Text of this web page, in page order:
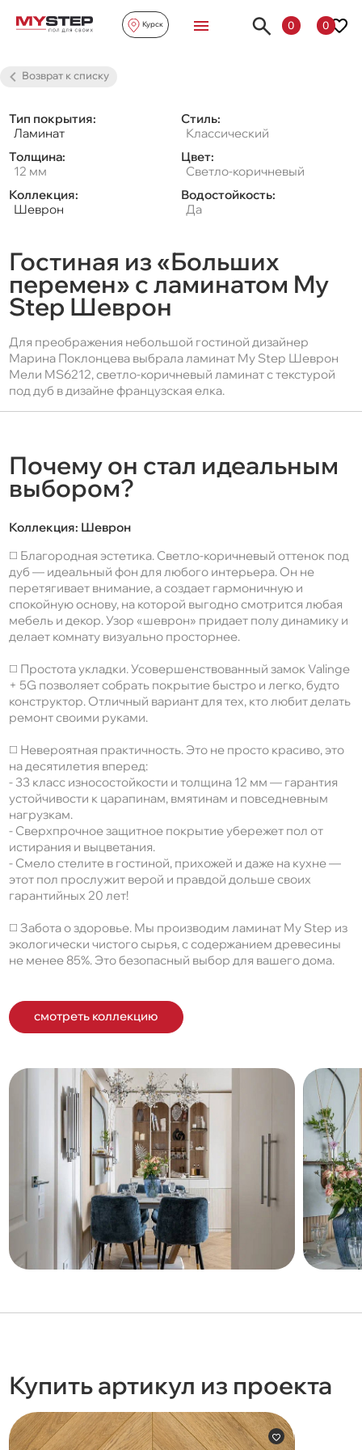
Курск 0 0
Возврат к списку
Тип покрытия:
Ламинат
Стиль:
Классический
Толщина:
12 мм
Цвет:
Светло-коричневый
Коллекция:
Шеврон
Водостойкость:
Да
Гостиная из «Больших
перемен» с ламинатом My
Step Шеврон
Для преображения небольшой гостиной дизайнер
Марина Поклонцева выбрала ламинат My Step Шеврон
Мели MS6212, светло-коричневый ламинат с текстурой
под дуб в дизайне французская елка.
Почему он стал идеальным
выбором?
Коллекция: Шеврон
◻️ Благородная эстетика. Светло-коричневый оттенок под
дуб — идеальный фон для любого интерьера. Он не
перетягивает внимание, а создает гармоничную и
спокойную основу, на которой выгодно смотрится любая
мебель и декор. Узор «шеврон» придает полу динамику и
делает комнату визуально просторнее.
◻️ Простота укладки. Усовершенствованный замок Valinge
+ 5G позволяет собрать покрытие быстро и легко, будто
конструктор. Отличный вариант для тех, кто любит делать
ремонт своими руками.
◻️ Невероятная практичность. Это не просто красиво, это
на десятилетия вперед:
- 33 класс износостойкости и толщина 12 мм — гарантия
устойчивости к царапинам, вмятинам и повседневным
нагрузкам.
- Сверхпрочное защитное покрытие убережет пол от
истирания и выцветания.
- Смело стелите в гостиной, прихожей и даже на кухне —
этот пол прослужит верой и правдой дольше своих
гарантийных 20 лет!
◻️ Забота о здоровье. Мы производим ламинат My Step из
экологически чистого сырья, с содержанием древесины
не менее 85%. Это безопасный выбор для вашего дома.
смотреть коллекцию
Купить артикул из проекта